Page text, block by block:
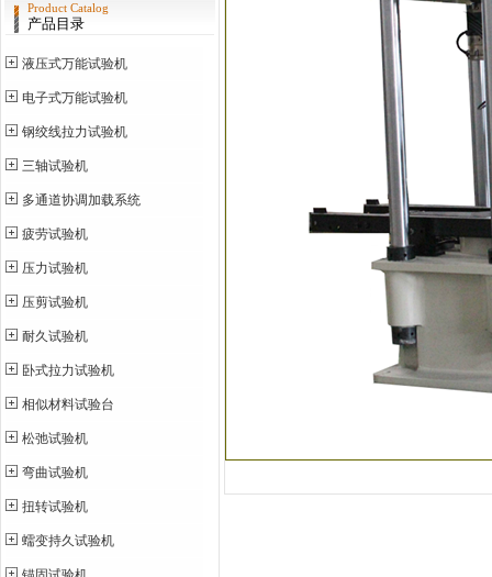
Product Catalog
产品目录
液压式万能试验机
电子式万能试验机
钢绞线拉力试验机
三轴试验机
多通道协调加载系统
疲劳试验机
压力试验机
压剪试验机
耐久试验机
卧式拉力试验机
相似材料试验台
松弛试验机
弯曲试验机
扭转试验机
蠕变持久试验机